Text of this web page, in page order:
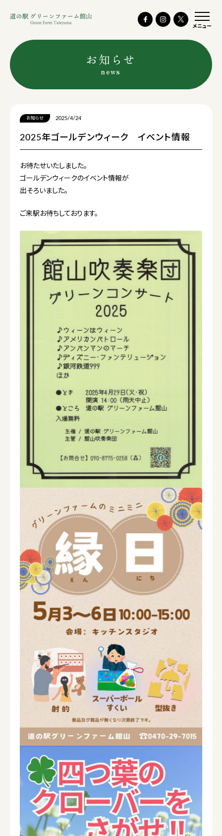
メニュー
お知らせ
news
お知らせ 2025/4/24
2025年ゴールデンウィーク イベント情報
お待たせいたしました。
ゴールデンウィークのイベント情報が
出そろいました。
ご来駅お待ちしております。